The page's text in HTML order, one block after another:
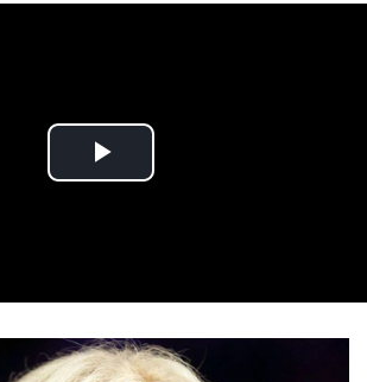
Play Video